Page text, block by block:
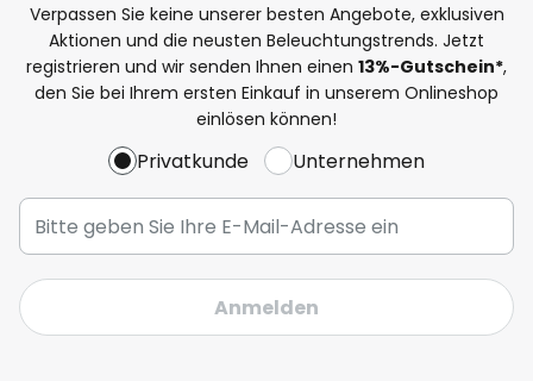
Verpassen Sie keine unserer besten Angebote, exklusiven
Aktionen und die neusten Beleuchtungstrends. Jetzt
registrieren und wir senden Ihnen einen 13%-Gutschein*,
den Sie bei Ihrem ersten Einkauf in unserem Onlineshop
einlösen können!
Privatkunde Unternehmen
Anmelden